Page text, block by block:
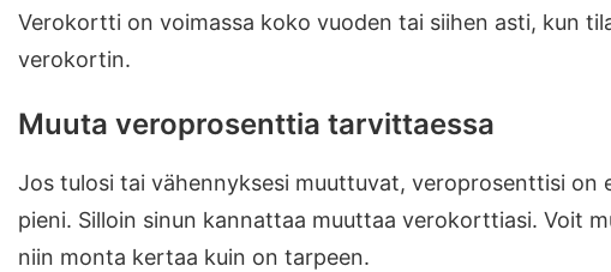
Verokortti on voimassa koko vuoden tai siihen asti, kun
verokortin.
Muuta veroprosenttia tarvittaessa
Jos tulosi tai vähennyksesi muuttuvat, veroprosenttisi on
pieni. Silloin sinun kannattaa muuttaa verokorttiasi. Voit
niin monta kertaa kuin on tarpeen.